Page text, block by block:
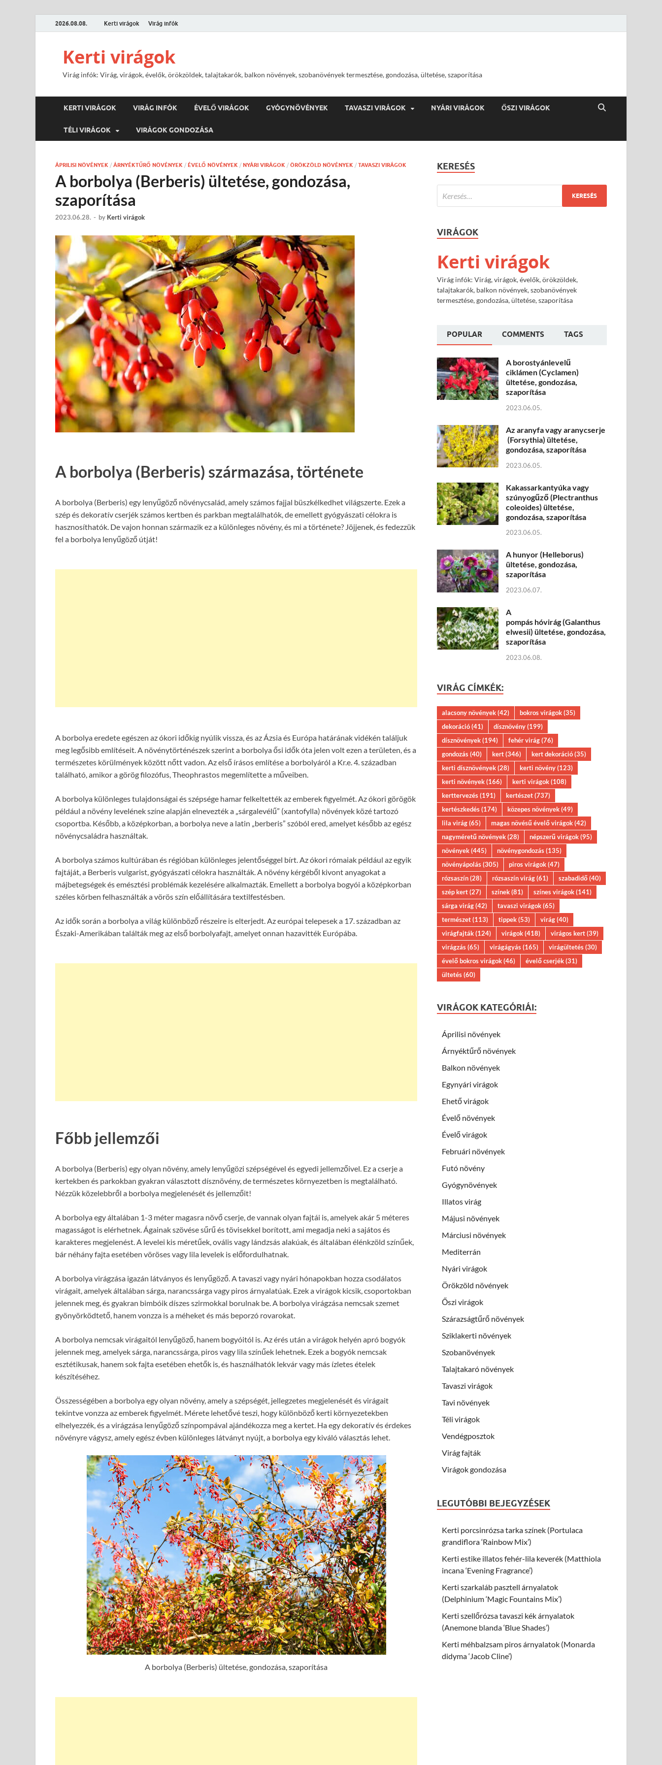
2026.08.08. Kerti virágok Virág infók
Kerti virágok
Virág infók: Virág, virágok, évelők, örökzöldek, talajtakarók, balkon növények, szobanövények termesztése, gondozása, ültetése, szaporítása
KERTI VIRÁGOK VIRÁG INFÓK ÉVELŐ VIRÁGOK GYÓGYNÖVÉNYEK TAVASZI VIRÁGOK NYÁRI VIRÁGOK ŐSZI VIRÁGOK
TÉLI VIRÁGOK VIRÁGOK GONDOZÁSA
ÁPRILISI NÖVÉNYEK / ÁRNYÉKTŰRŐ NÖVÉNYEK / ÉVELŐ NÖVÉNYEK / NYÁRI VIRÁGOK / ÖRÖKZÖLD NÖVÉNYEK / TAVASZI VIRÁGOK
A borbolya (Berberis) ültetése, gondozása,
szaporítása
2023.06.28. - by Kerti virágok
A borbolya (Berberis) származása, története
A borbolya (Berberis) egy lenyűgöző növénycsalád, amely számos fajjal büszkélkedhet világszerte. Ezek a
szép és dekoratív cserjék számos kertben és parkban megtalálhatók, de emellett gyógyászati célokra is
hasznosíthatók. De vajon honnan származik ez a különleges növény, és mi a története? Jöjjenek, és fedezzük
fel a borbolya lenyűgöző útját!
A borbolya eredete egészen az ókori időkig nyúlik vissza, és az Ázsia és Európa határának vidékén találjuk
meg legősibb említéseit. A növénytörténészek szerint a borbolya ősi idők óta jelen volt ezen a területen, és a
természetes körülmények között nőtt vadon. Az első írásos említése a borbolyáról a Kr.e. 4. században
található, amikor a görög filozófus, Theophrastos megemlítette a műveiben.
A borbolya különleges tulajdonságai és szépsége hamar felkeltették az emberek figyelmét. Az ókori görögök
például a növény levelének színe alapján elnevezték a „sárgalevélű” (xantofylla) növények közé tartozó
csoportba. Később, a középkorban, a borbolya neve a latin „berberis” szóból ered, amelyet később az egész
növénycsaládra használtak.
A borbolya számos kultúrában és régióban különleges jelentőséggel bírt. Az ókori rómaiak például az egyik
fajtáját, a Berberis vulgarist, gyógyászati célokra használták. A növény kérgéből kivont anyagokat a
májbetegségek és emésztési problémák kezelésére alkalmazták. Emellett a borbolya bogyói a középkorban
széles körben felhasználták a vörös szín előállítására textilfestésben.
Az idők során a borbolya a világ különböző részeire is elterjedt. Az európai telepesek a 17. században az
Északi-Amerikában találták meg az első borbolyafajt, amelyet onnan hazavitték Európába.
Főbb jellemzői
A borbolya (Berberis) egy olyan növény, amely lenyűgözi szépségével és egyedi jellemzőivel. Ez a cserje a
kertekben és parkokban gyakran választott dísznövény, de természetes környezetben is megtalálható.
Nézzük közelebbről a borbolya megjelenését és jellemzőit!
A borbolya egy általában 1-3 méter magasra növő cserje, de vannak olyan fajtái is, amelyek akár 5 méteres
magasságot is elérhetnek. Ágainak szövése sűrű és tövisekkel borított, ami megadja neki a sajátos és
karakteres megjelenést. A levelei kis méretűek, ovális vagy lándzsás alakúak, és általában élénkzöld színűek,
bár néhány fajta esetében vöröses vagy lila levelek is előfordulhatnak.
A borbolya virágzása igazán látványos és lenyűgöző. A tavaszi vagy nyári hónapokban hozza csodálatos
virágait, amelyek általában sárga, narancssárga vagy piros árnyalatúak. Ezek a virágok kicsik, csoportokban
jelennek meg, és gyakran bimbóik díszes szirmokkal borulnak be. A borbolya virágzása nemcsak szemet
gyönyörködtető, hanem vonzza is a méheket és más beporzó rovarokat.
A borbolya nemcsak virágaitól lenyűgöző, hanem bogyóitól is. Az érés után a virágok helyén apró bogyók
jelennek meg, amelyek sárga, narancssárga, piros vagy lila színűek lehetnek. Ezek a bogyók nemcsak
esztétikusak, hanem sok fajta esetében ehetők is, és használhatók lekvár vagy más ízletes ételek
készítéséhez.
Összességében a borbolya egy olyan növény, amely a szépségét, jellegzetes megjelenését és virágait
tekintve vonzza az emberek figyelmét. Mérete lehetővé teszi, hogy különböző kerti környezetekben
elhelyezzék, és a virágzása lenyűgöző színpompával ajándékozza meg a kertet. Ha egy dekoratív és érdekes
növényre vágysz, amely egész évben különleges látványt nyújt, a borbolya egy kiváló választás lehet.
A borbolya (Berberis) ültetése, gondozása, szaporítása
KERESÉS
VIRÁGOK
Kerti virágok
Virág infók: Virág, virágok, évelők, örökzöldek,
talajtakarók, balkon növények, szobanövények
termesztése, gondozása, ültetése, szaporítása
POPULAR COMMENTS TAGS
A borostyánlevelű
ciklámen (Cyclamen)
ültetése, gondozása,
szaporítása
2023.06.05.
Az aranyfa vagy aranycserje
(Forsythia) ültetése,
gondozása, szaporítása
2023.06.05.
Kakassarkantyúka vagy
szúnyogűző (Plectranthus
coleoides) ültetése,
gondozása, szaporítása
2023.06.05.
A hunyor (Helleborus)
ültetése, gondozása,
szaporítása
2023.06.07.
A
pompás hóvirág (Galanthus
elwesii) ültetése, gondozása,
szaporítása
2023.06.08.
VIRÁG CÍMKÉK:
alacsony növények(42) bokros virágok(35)
dekoráció(41) dísznövény(199)
dísznövények(194) fehér virág(76)
gondozás(40) kert(346) kert dekoráció(35)
kerti dísznövények(28) kerti növény(123)
kerti növények(166) kerti virágok(108)
kerttervezés(191) kertészet(737)
kertészkedés(174) közepes növények(49)
lila virág(65) magas növésű évelő virágok(42)
nagyméretű növények(28) népszerű virágok(95)
növények(445) növénygondozás(135)
növényápolás(305) piros virágok(47)
rózsaszín(28) rózsaszín virág(61) szabadidő(40)
szép kert(27) színek(81) színes virágok(141)
sárga virág(42) tavaszi virágok(65)
természet(113) tippek(53) virág(40)
virágfajták(124) virágok(418) virágos kert(39)
virágzás(65) virágágyás(165) virágültetés(30)
évelő bokros virágok(46) évelő cserjék(31)
ültetés(60)
VIRÁGOK KATEGÓRIÁI:
Áprilisi növények
Árnyéktűrő növények
Balkon növények
Egynyári virágok
Ehető virágok
Évelő növények
Évelő virágok
Februári növények
Futó növény
Gyógynövények
Illatos virág
Májusi növények
Márciusi növények
Mediterrán
Nyári virágok
Örökzöld növények
Őszi virágok
Szárazságtűrő növények
Sziklakerti növények
Szobanövények
Talajtakaró növények
Tavaszi virágok
Tavi növények
Téli virágok
Vendégposztok
Virág fajták
Virágok gondozása
LEGUTÓBBI BEJEGYZÉSEK
Kerti porcsinrózsa tarka színek (Portulaca
grandiflora ‘Rainbow Mix’)
Kerti estike illatos fehér-lila keverék (Matthiola
incana ‘Evening Fragrance’)
Kerti szarkaláb pasztell árnyalatok
(Delphinium ‘Magic Fountains Mix’)
Kerti szellőrózsa tavaszi kék árnyalatok
(Anemone blanda ‘Blue Shades’)
Kerti méhbalzsam piros árnyalatok (Monarda
didyma ‘Jacob Cline’)